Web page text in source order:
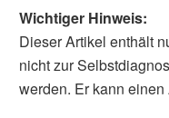
Wichtiger Hinweis:
Dieser Artikel enthält
nicht zur
werden. Er kann